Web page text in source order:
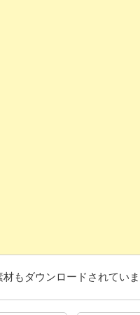
もダウンロードされてい